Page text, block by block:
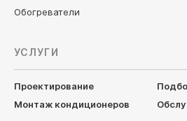
Обогреватели
УСЛУГИ
Проектирование
Монтаж кондиционеров